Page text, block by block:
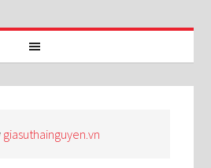
giasuthainguyen.vn